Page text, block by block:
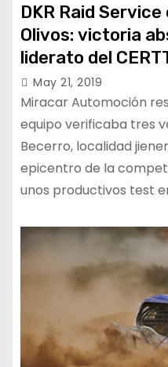
DKR Raid
Olivos: victoria
liderato del
May 21, 2019
Miracar Automoción
equipo verificaba tres
Becerro, localidad
epicentro de la
unos productivos test